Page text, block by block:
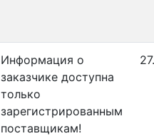
Информация о
заказчике доступна
только
зарегистрированным
поставщикам!